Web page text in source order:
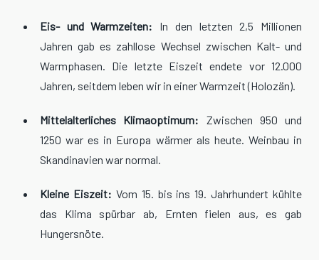
Eis- und Warmzeiten: In den letzten 2,5 Millionen
Jahren gab es zahllose Wechsel zwischen Kalt- und
Warmphasen. Die letzte Eiszeit endete vor 12.000
Jahren, seitdem leben wir in einer Warmzeit (Holozän).
Mittelalterliches Klimaoptimum: Zwischen 950 und
1250 war es in Europa wärmer als heute. Weinbau in
Skandinavien war normal.
Kleine Eiszeit: Vom 15. bis ins 19. Jahrhundert kühlte
das Klima spürbar ab, Ernten fielen aus, es gab
Hungersnöte.